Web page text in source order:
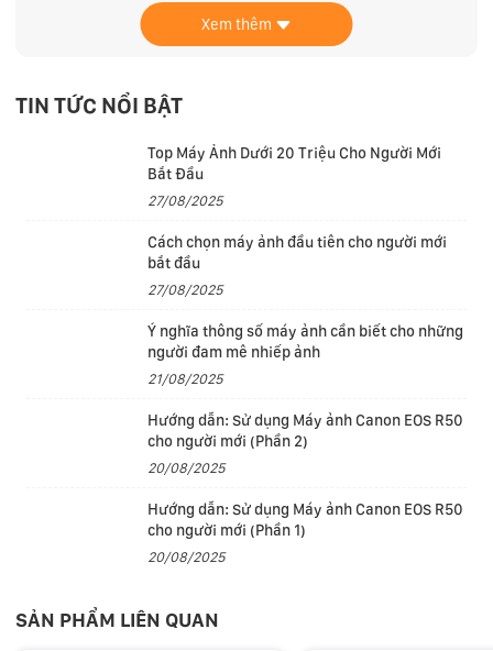
hơn bao giờ hết. Dynamic Caching tối ưu bộ nhớ trên
chip để tăng đáng kể hiệu quả sử dụng GPU, qua đó
chuyên nghiệp.
M5 Pro mang đến sức mạnh vượt trội cho các nhà khoa
học, kỹ sư, nhà phát triển phần mềm và chuyên gia
sáng tạo cần xử lý các dự án chuyên sâu.
Dành cho những người muốn bứt phá giới hạn, M5 Pro
DNA hay chỉnh sửa nhiều luồng video ProRes 8K. Cho
dù bạn chọn phiên bản 14 inch hay 16 inch, MacBook
Xem thêm
TIN TỨC NỔI BẬT
Top Máy Ảnh Dưới 20 Triệu Cho Người Mới
Bắt Đầu
27/08/2025
Cách chọn máy ảnh đầu tiên cho người mới
bắt đầu
27/08/2025
Ý nghĩa thông số máy ảnh cần biết cho những
người đam mê nhiếp ảnh
21/08/2025
Hướng dẫn: Sử dụng Máy ảnh Canon EOS R50
cho người mới (Phần 2)
20/08/2025
Hướng dẫn: Sử dụng Máy ảnh Canon EOS R50
cho người mới (Phần 1)
20/08/2025
SẢN PHẨM LIÊN QUAN